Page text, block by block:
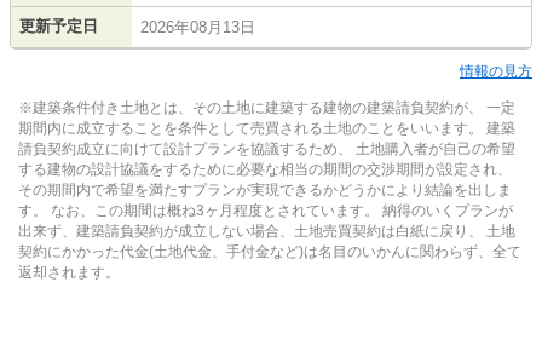
更新予定日 2026年08月13日
情報の見方
※建築条件付き土地とは、その土地に建築する建物の建築請負契約が、 一定
期間内に成立することを条件として売買される土地のことをいいます。 建築
請負契約成立に向けて設計プランを協議するため、 土地購入者が自己の希望
する建物の設計協議をするために必要な相当の期間の交渉期間が設定され、
その期間内で希望を満たすプランが実現できるかどうかにより結論を出しま
す。 なお、この期間は概ね3ヶ月程度とされています。 納得のいくプランが
出来ず、建築請負契約が成立しない場合、土地売買契約は白紙に戻り、 土地
契約にかかった代金(土地代金、手付金など)は名目のいかんに関わらず、全て
返却されます。